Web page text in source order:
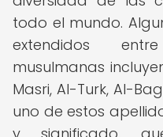
todo el mundo.
extendidos
musulmanas
Masri, Al-Turk, Al-
uno de estos